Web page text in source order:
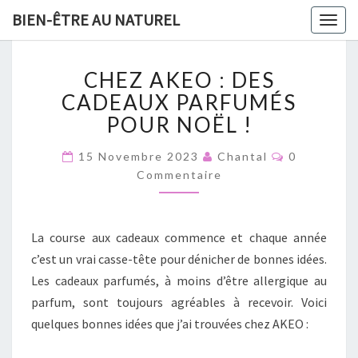
BIEN-ÊTRE AU NATUREL
H
E
Z
A
K
E
S
A
D
E
CHEZ AKEO : DES
CADEAUX PARFUMÉS
POUR NOËL !
15 Novembre 2023 Chantal
C
O
A
R
S
0
Commentaire
La course aux cadeaux commence et chaque année
c’est un vrai casse-tête pour dénicher de bonnes idées.
Les cadeaux parfumés, à moins d’être allergique au
parfum, sont toujours agréables à recevoir. Voici
quelques bonnes idées que j’ai trouvées chez AKEO :
GRATUIT :19 Méthodes
naturelles pour lutter contre les
immunité​
ENVOYEZ MOI L'EBOOK
x